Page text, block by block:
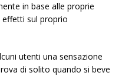
in base alle proprie
effetti sul proprio
utenti una sensazione
di solito quando si beve